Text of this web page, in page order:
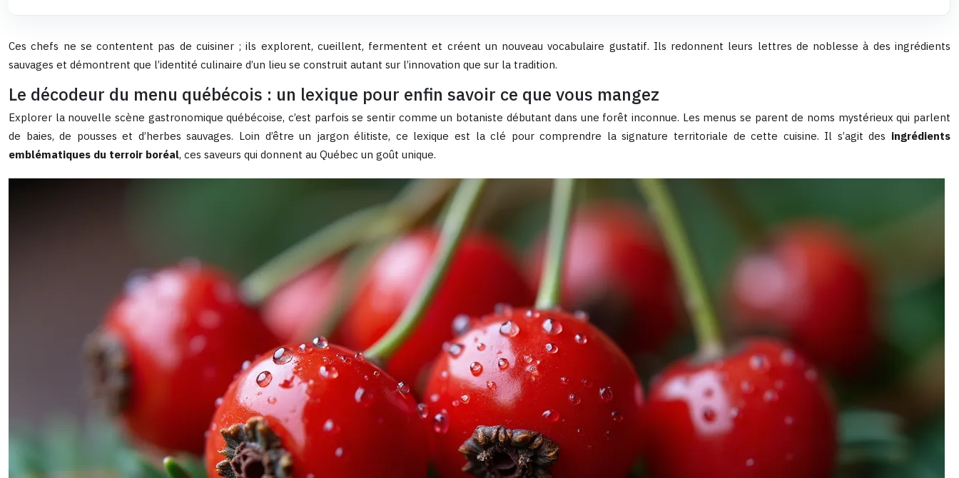
Ces chefs ne se contentent pas de cuisiner ; ils explorent, cueillent, fermentent et créent un nouveau vocabulaire gustatif. Ils redonnent leurs lettres de noblesse à des ingrédients
sauvages et démontrent que l’identité culinaire d’un lieu se construit autant sur l’innovation que sur la tradition.
Le décodeur du menu québécois : un lexique pour enfin savoir ce que vous mangez
Explorer la nouvelle scène gastronomique québécoise, c’est parfois se sentir comme un botaniste débutant dans une forêt inconnue. Les menus se parent de noms mystérieux qui parlent
de baies, de pousses et d’herbes sauvages. Loin d’être un jargon élitiste, ce lexique est la clé pour comprendre la signature territoriale de cette cuisine. Il s’agit des ingrédients
emblématiques du terroir boréal, ces saveurs qui donnent au Québec un goût unique.